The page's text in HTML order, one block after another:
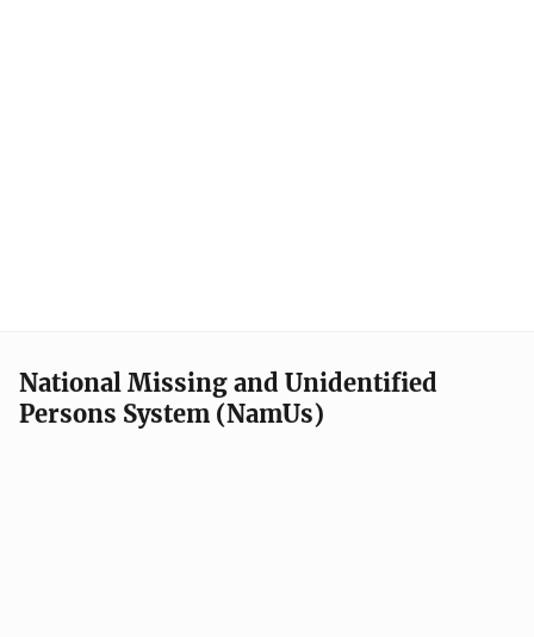
National Missing and Unidentified
Persons System (NamUs)